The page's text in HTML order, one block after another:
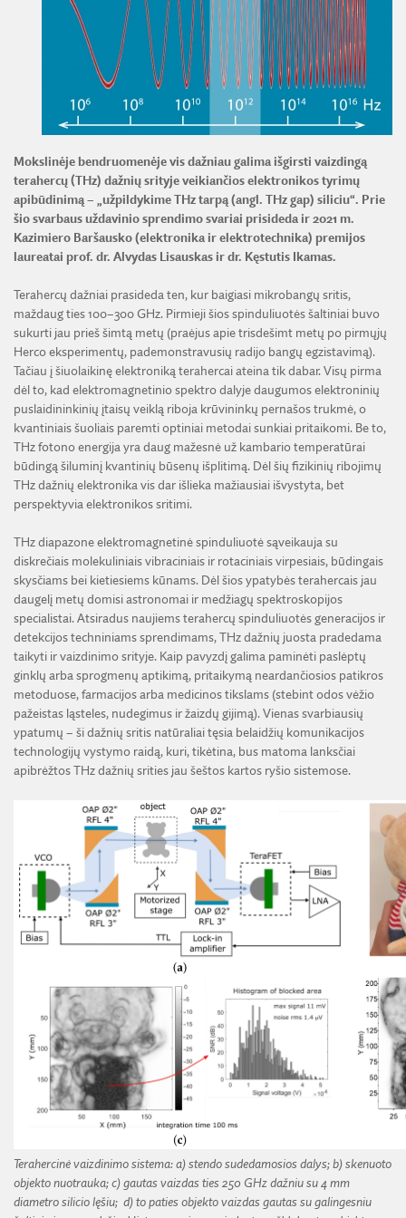
VIRTUALI LMA
TECHNIKOS MOKSLŲ SKYRIUS
JAUNOJI AKADEMIJA
SKYRIAI IR PADALINIAI
PAREIGYBIŲ APRAŠYMAS IR ATLIEKAMOS FUNKCIJOS
ŠVIESAUS ATMINIMO LMA NARIAI
BENDRADARBIAVIMO SUTARTYS
MOKSLININKO ETIKOS KODEKSAS
KORUPCIJOS PREVENCIJA
PRANEŠĖJŲ APSAUGA
BENDRADARBIAVIMAS SU REGIONAIS
LMA IR AKADEMIKAI ŽINIASKLAIDOJE
PASLAUGOS
ES SF PARAMA LMA
FINANSŲ KONTROLĖS TAISYKLĖS
ŪKIO SUBJEKTŲ PRIEŽIŪRA
TARNYBINIAI LENGVIEJI AUTOMOBILIAI
LĖŠOS VEIKLAI VIEŠINTI
Mokslinėje bendruomenėje vis dažniau galima išgirsti vaizdingą
terahercų (THz) dažnių srityje veikiančios elektronikos tyrimų
apibūdinimą – „užpildykime THz tarpą (angl. THz gap) siliciu“. Prie
šio svarbaus uždavinio sprendimo svariai prisideda ir 2021 m.
Kazimiero Baršausko (elektronika ir elektrotechnika) premijos
laureatai prof. dr. Alvydas Lisauskas ir dr. Kęstutis Ikamas.
Terahercų dažniai prasideda ten, kur baigiasi mikrobangų sritis,
maždaug ties 100–300 GHz. Pirmieji šios spinduliuotės šaltiniai buvo
sukurti jau prieš šimtą metų (praėjus apie trisdešimt metų po pirmųjų
Herco eksperimentų, pademonstravusių radijo bangų egzistavimą).
Tačiau į šiuolaikinę elektroniką terahercai ateina tik dabar. Visų pirma
dėl to, kad elektromagnetinio spektro dalyje daugumos elektroninių
puslaidininkinių įtaisų veiklą riboja krūvininkų pernašos trukmė, o
kvantiniais šuoliais paremti optiniai metodai sunkiai pritaikomi. Be to,
THz fotono energija yra daug mažesnė už kambario temperatūrai
būdingą šiluminį kvantinių būsenų išplitimą. Dėl šių fizikinių ribojimų
THz dažnių elektronika vis dar išlieka mažiausiai išvystyta, bet
perspektyvia elektronikos sritimi.
THz diapazone elektromagnetinė spinduliuotė sąveikauja su
diskrečiais molekuliniais vibraciniais ir rotaciniais virpesiais, būdingais
skysčiams bei kietiesiems kūnams. Dėl šios ypatybės terahercais jau
daugelį metų domisi astronomai ir medžiagų spektroskopijos
specialistai. Atsiradus naujiems terahercų spinduliuotės generacijos ir
detekcijos techniniams sprendimams, THz dažnių juosta pradedama
taikyti ir vaizdinimo srityje. Kaip pavyzdį galima paminėti paslėptų
ginklų arba sprogmenų aptikimą, pritaikymą neardančiosios patikros
metoduose, farmacijos arba medicinos tikslams (stebint odos vėžio
pažeistas ląsteles, nudegimus ir žaizdų gijimą). Vienas svarbiausių
ypatumų – ši dažnių sritis natūraliai tęsia belaidžių komunikacijos
technologijų vystymo raidą, kuri, tikėtina, bus matoma lanksčiai
apibrėžtos THz dažnių srities jau šeštos kartos ryšio sistemose.
Terahercinė vaizdinimo sistema: a) stendo sudedamosios dalys; b) skenuoto
objekto nuotrauka; c) gautas vaizdas ties 250 GHz dažniu su 4 mm
diametro silicio lęšiu; d) to paties objekto vaizdas gautas su galingesniu